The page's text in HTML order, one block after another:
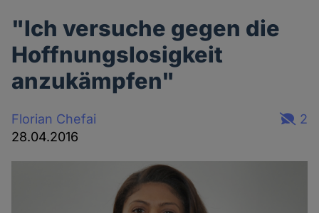
"Ich versuche gegen die
Hoffnungslosigkeit
anzukämpfen"
Florian Chefai
28.04.2016
2